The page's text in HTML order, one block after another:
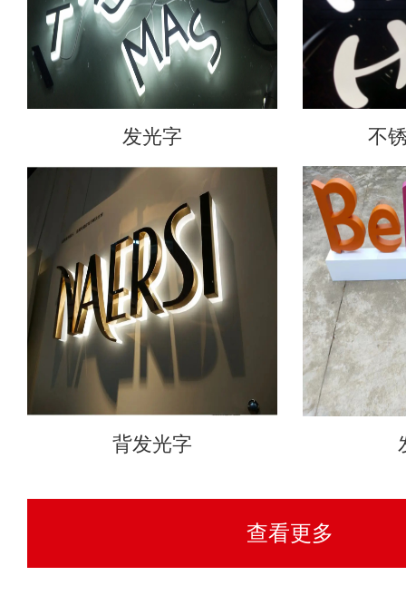
发光字 不
背发光字
查看更多